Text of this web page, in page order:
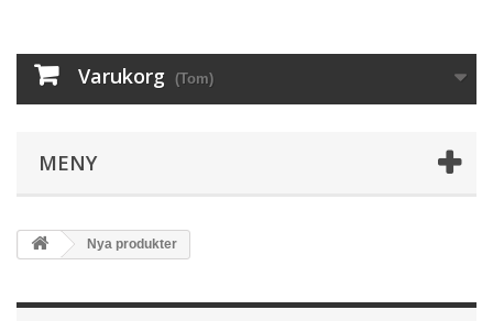
Varukorg (Tom)
MENY
Nya produkter